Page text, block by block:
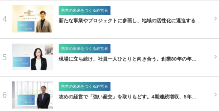
4
熊本の未来をつくる経営者
新たな事業やプロジェクトに参画し、地域の活性化に邁進する…
5
熊本の未来をつくる経営者
現場に立ち続け、社員一人ひとりと向き合う。創業80年の年…
6
熊本の未来をつくる経営者
攻めの経営で「強い産交」を取りもどす。4期連続増収、5年…